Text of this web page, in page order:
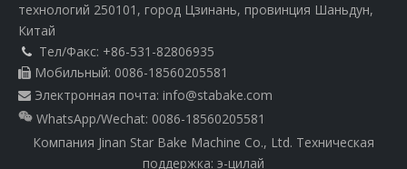
технологий 250101, город Цзинань, провинция Шаньдун,
Китай
 Тел/Факс: +86-531-82806935
 Мобильный: 0086-18560205581
 Электронная почта: info@stabake.com
WhatsApp/Wechat: 0086-18560205581
Компания Jinan Star Bake Machine Co., Ltd. Техническая
поддержка: э-цилай